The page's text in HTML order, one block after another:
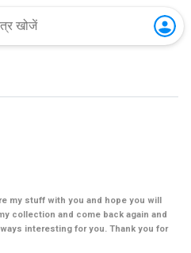
my stuff with you and hope you will
collection and come back again and
interesting for you. Thank you for